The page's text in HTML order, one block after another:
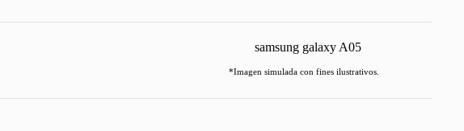
*Imagen simulada con fines ilustrativos.